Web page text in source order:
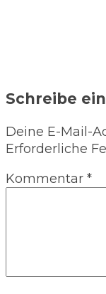
Schreibe
Deine E-Mail-
Erforderliche
Kommentar *